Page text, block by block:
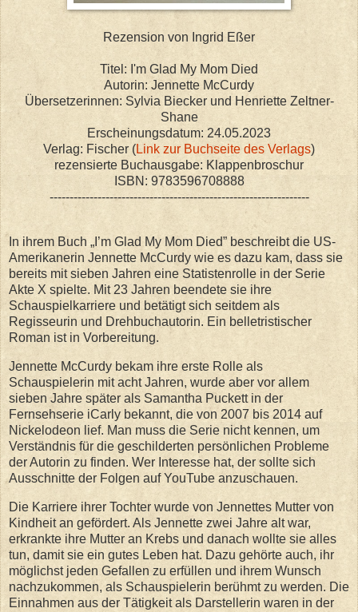
Rezension von Ingrid Eßer
Titel: I'm Glad My Mom Died
Autorin: Jennette McCurdy
Übersetzerinnen: Sylvia Biecker und Henriette Zeltner-
Shane
Erscheinungsdatum: 24.05.2023
Verlag: Fischer (Link zur Buchseite des Verlags)
rezensierte Buchausgabe: Klappenbroschur
ISBN: 9783596708888
-----------------------------------------------------------------
In ihrem Buch „I’m Glad My Mom Died” beschreibt die US-
Amerikanerin Jennette McCurdy wie es dazu kam, dass sie
bereits mit sieben Jahren eine Statistenrolle in der Serie
Akte X spielte. Mit 23 Jahren beendete sie ihre
Schauspielkarriere und betätigt sich seitdem als
Regisseurin und Drehbuchautorin. Ein belletristischer
Roman ist in Vorbereitung.
Jennette McCurdy bekam ihre erste Rolle als
Schauspielerin mit acht Jahren, wurde aber vor allem
sieben Jahre später als Samantha Puckett in der
Fernsehserie iCarly bekannt, die von 2007 bis 2014 auf
Nickelodeon lief. Man muss die Serie nicht kennen, um
Verständnis für die geschilderten persönlichen Probleme
der Autorin zu finden. Wer Interesse hat, der sollte sich
Ausschnitte der Folgen auf YouTube anzuschauen.
Die Karriere ihrer Tochter wurde von Jennettes Mutter von
Kindheit an gefördert. Als Jennette zwei Jahre alt war,
erkrankte ihre Mutter an Krebs und danach wollte sie alles
tun, damit sie ein gutes Leben hat. Dazu gehörte auch, ihr
möglichst jeden Gefallen zu erfüllen und ihrem Wunsch
nachzukommen, als Schauspielerin berühmt zu werden. Die
Einnahmen aus der Tätigkeit als Darstellerin waren in der